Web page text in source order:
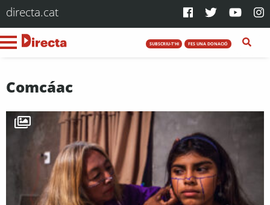
directa.cat
SUBSCRIU-T'HI FES UNA DONACIÓ
Comcáac